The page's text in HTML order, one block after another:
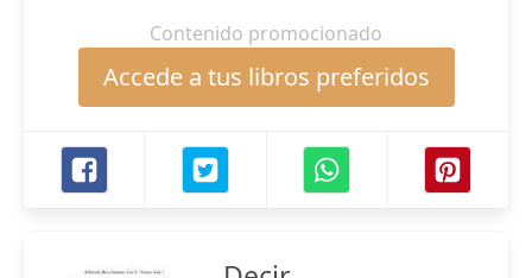
Contenido promocionado
Accede a tus libros preferidos